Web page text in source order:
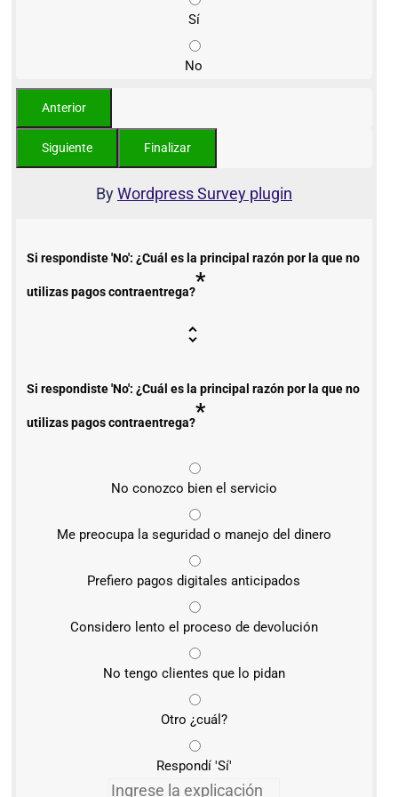
Sí
No
ByWordpress Survey plugin
Si respondiste 'No': ¿Cuál es la principal razón por la que no
utilizas pagos contraentrega?*
Si respondiste 'No': ¿Cuál es la principal razón por la que no
utilizas pagos contraentrega?*
No conozco bien el servicio
Me preocupa la seguridad o manejo del dinero
Prefiero pagos digitales anticipados
Considero lento el proceso de devolución
No tengo clientes que lo pidan
Otro ¿cuál?
Respondí 'Sí'